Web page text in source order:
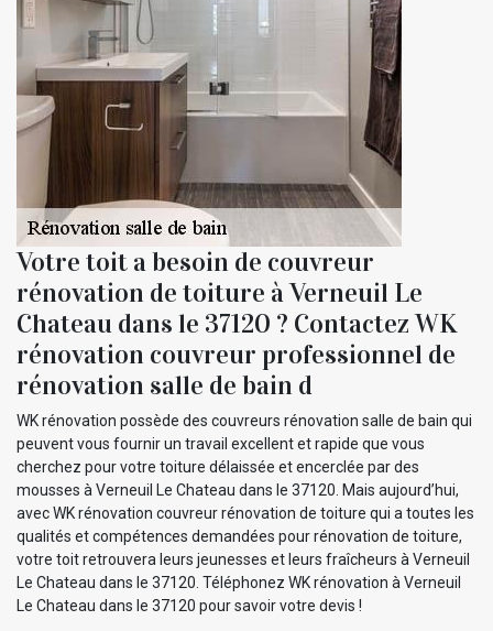
Votre toit a besoin de couvreur
rénovation de toiture à Verneuil Le
Chateau dans le 37120 ? Contactez WK
rénovation couvreur professionnel de
rénovation salle de bain d
WK rénovation possède des couvreurs rénovation salle de bain qui
peuvent vous fournir un travail excellent et rapide que vous
cherchez pour votre toiture délaissée et encerclée par des
mousses à Verneuil Le Chateau dans le 37120. Mais aujourd’hui,
avec WK rénovation couvreur rénovation de toiture qui a toutes les
qualités et compétences demandées pour rénovation de toiture,
votre toit retrouvera leurs jeunesses et leurs fraîcheurs à Verneuil
Le Chateau dans le 37120. Téléphonez WK rénovation à Verneuil
Le Chateau dans le 37120 pour savoir votre devis !